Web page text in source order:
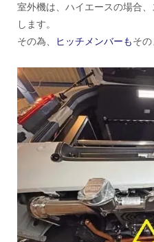
室外機は、ハイエースの場合
します。
その為、 ヒッチメンバーもその